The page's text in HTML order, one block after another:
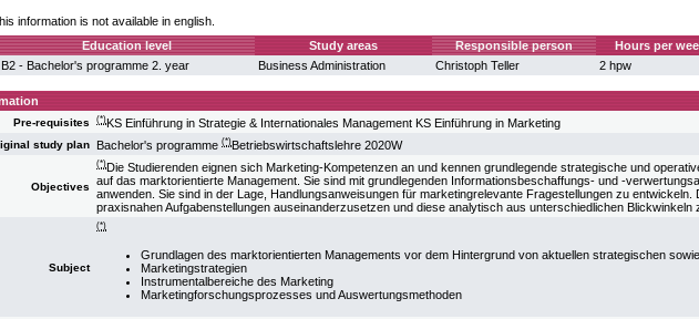
information is not available in english.
Education level Study areas Responsible person Hours per
B2 - Bachelor's programme 2. year Business Administration Christoph Teller 2 hpw
Pre-requisites (*)KS Einführung in Strategie & Internationales Management KS Einführung in Marketing
study plan Bachelor's programme (*)Betriebswirtschaftslehre 2020W
Objectives
(*)Die Studierenden eignen sich Marketing-Kompetenzen an und kennen grundlegende strategische und
auf das marktorientierte Management. Sie sind mit grundlegenden Informationsbeschaffungs- und -
anwenden. Sie sind in der Lage, Handlungsanweisungen für marketingrelevante Fragestellungen zu
praxisnahen Aufgabenstellungen auseinanderzusetzen und diese analytisch aus unterschiedlichen Blickwinkeln
Subject
(*)
Grundlagen des marktorientierten Managements vor dem Hintergrund von aktuellen strategischen
Marketingstrategien
Instrumentalbereiche des Marketing
Marketingforschungsprozesses und Auswertungsmethoden